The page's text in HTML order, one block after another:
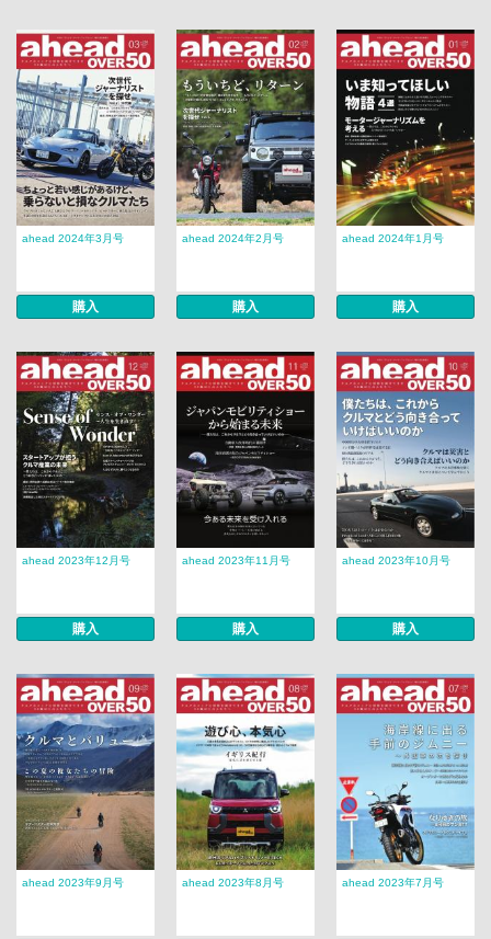
ahead 2024年3月号
購入
ahead 2024年2月号
購入
ahead 2024年1月号
購入
ahead 2023年12月号
購入
ahead 2023年11月号
購入
ahead 2023年10月号
購入
ahead 2023年9月号 ahead 2023年8月号 ahead 2023年7月号